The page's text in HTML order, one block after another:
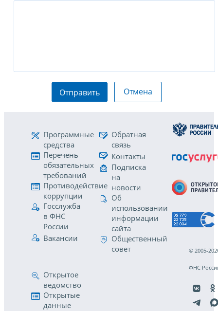
Отправить Отмена
Программные
средства
Перечень
обязательных
требований
Противодействие
коррупции
Госслужба
в ФНС
России
Вакансии
Обратная
связь
Контакты
Подписка
на
новости
Об
использовании
информации
сайта
Общественный
совет
Открытое
ведомство
Открытые
данные
© 2005-
ФНС